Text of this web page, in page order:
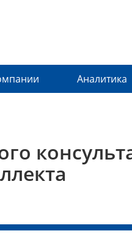
Аналитика